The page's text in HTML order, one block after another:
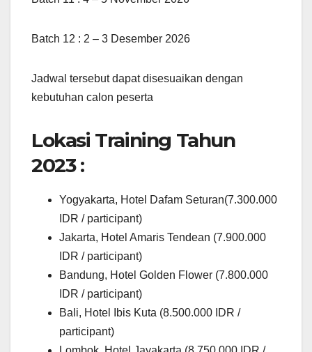
Batch 12 : 2 – 3 Desember 2026
Jadwal tersebut dapat disesuaikan dengan
kebutuhan calon peserta
Lokasi Training Tahun
2023 :
Yogyakarta, Hotel Dafam Seturan(7.300.000
IDR / participant)
Jakarta, Hotel Amaris Tendean (7.900.000
IDR / participant)
Bandung, Hotel Golden Flower (7.800.000
IDR / participant)
Bali, Hotel Ibis Kuta (8.500.000 IDR /
participant)